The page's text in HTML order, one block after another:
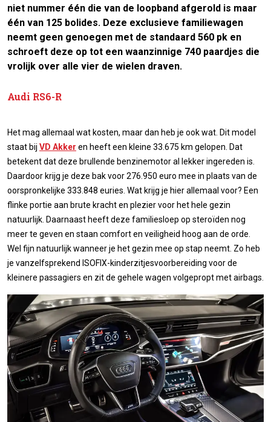
niet nummer één die van de loopband afgerold is maar
één van 125 bolides. Deze exclusieve familiewagen
neemt geen genoegen met de standaard 560 pk en
schroeft deze op tot een waanzinnige 740 paardjes die
vrolijk over alle vier de wielen draven.
Audi RS6-R
Het mag allemaal wat kosten, maar dan heb je ook wat. Dit model
staat bij VD Akker en heeft een kleine 33.675 km gelopen. Dat
betekent dat deze brullende benzinemotor al lekker ingereden is.
Daardoor krijg je deze bak voor 276.950 euro mee in plaats van de
oorspronkelijke 333.848 euries. Wat krijg je hier allemaal voor? Een
flinke portie aan brute kracht en plezier voor het hele gezin
natuurlijk. Daarnaast heeft deze familiesloep op steroïden nog
meer te geven en staan comfort en veiligheid hoog aan de orde.
Wel fijn natuurlijk wanneer je het gezin mee op stap neemt. Zo heb
je vanzelfsprekend ISOFIX-kinderzitjesvoorbereiding voor de
kleinere passagiers en zit de gehele wagen volgepropt met airbags.